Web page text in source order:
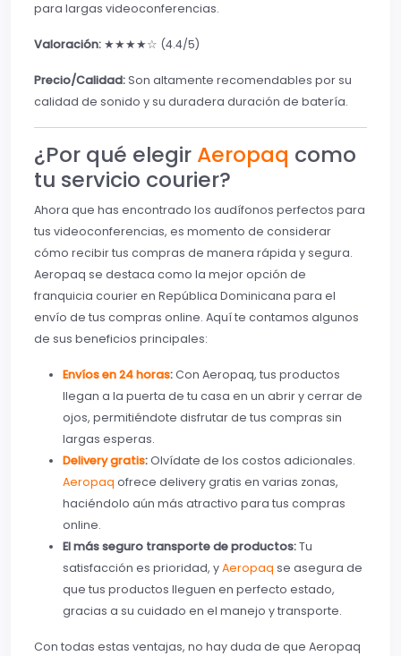
para largas videoconferencias.
Valoración: ★★★★☆ (4.4/5)
Precio/Calidad:Son altamente recomendables por su
calidad de sonido y su duradera duración de batería.
¿Por qué elegir Aeropaq como
tu servicio courier?
Ahora que has encontrado los audífonos perfectos para
tus videoconferencias, es momento de considerar
cómo recibir tus compras de manera rápida y segura.
Aeropaq se destaca como la mejor opción de
franquicia courier en República Dominicana para el
envío de tus compras online. Aquí te contamos algunos
de sus beneficios principales:
Envíos en 24 horas:Con Aeropaq, tus productos
llegan a la puerta de tu casa en un abrir y cerrar de
ojos, permitiéndote disfrutar de tus compras sin
largas esperas.
Delivery gratis:Olvídate de los costos adicionales.
Aeropaq ofrece delivery gratis en varias zonas,
haciéndolo aún más atractivo para tus compras
online.
El más seguro transporte de productos:Tu
satisfacción es prioridad, yAeropaq se asegura de
que tus productos lleguen en perfecto estado,
gracias a su cuidado en el manejo y transporte.
Con todas estas ventajas, no hay duda de que Aeropaq